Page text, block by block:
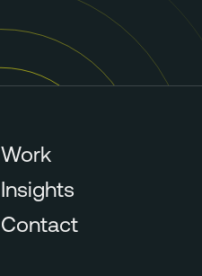
Work
Insights
Contact